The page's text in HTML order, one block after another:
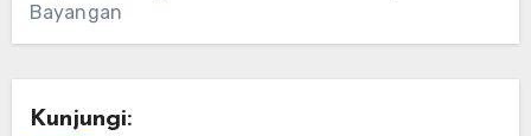
Bayangan
Kunjungi: